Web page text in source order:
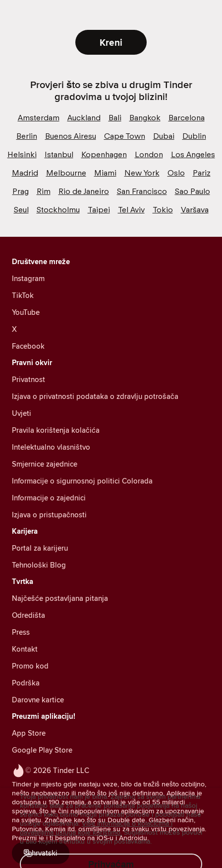
Kreni
Provjeri što se zbiva u drugim Tinder
gradovima u tvojoj blizini!
Amsterdam Auckland Bali Bangkok
Barcelona
Berlin
Buenos Airesu Cape Town Dubai
Dublin
Helsinki
Istanbul Kopenhagen London
Los Angeles
Madrid
Melbourne Miami New York Oslo
Pariz
Prag
Rim Rio de Janeiro San Francisco
Sao Paulo
Seul
Stockholmu Taipei Tel Aviv Tokio Varšava
© 2026 Tinder LLC
Tinder je mjesto gdje nastaju veze, bilo da tražiš nešto ozbiljno,
nešto neobavezno ili nešto što još nije definirano. Aplikacija je
dostupna u 190 zemalja, a ostvarila je više od 55 milijardi
spojeva, što je čini najpopularnijom aplikacijom za upoznavanje
na svijetu. Značajke kao što su Double date, Glazbeni način,
Putovnica, Kemija itd. osmišljene su za svaku vrstu povezivanja.
Preuzmi je i ti besplatno na iOS-u i Androidu.
hrvatski
Društvene mreže
Instagram
TikTok
YouTube
X
Facebook
Pravni okvir
Privatnost
Izjava o privatnosti podataka o zdravlju potrošača
Uvjeti
Pravila korištenja kolačića
Intelektualno vlasništvo
Smjernice zajednice
Informacije o sigurnosnoj politici Colorada
Informacije o zajednici
Izjava o pristupačnosti
Karijera
Portal za karijeru
Tehnološki Blog
Tvrtka
Najčešće postavljana pitanja
Odredišta
Press
Kontakt
Promo kod
Podrška
Darovne kartice
Preuzmi aplikaciju!
App Store
Google Play Store
Tvoja privatnost nam je bitna. Zajedno sa svojim partnerima
koristimo alate za praćenje ponašanja posjetitelja na našoj
stranici kako bismo mogli prikazati ponude i poboljšati naše
usluge oglašavanja. Više informacija o kolačićima i
davateljima usluga koje koristimo. Suglasnost možeš povući
u bilo kojem trenutku u svojim postavkama.
Prihvaćam